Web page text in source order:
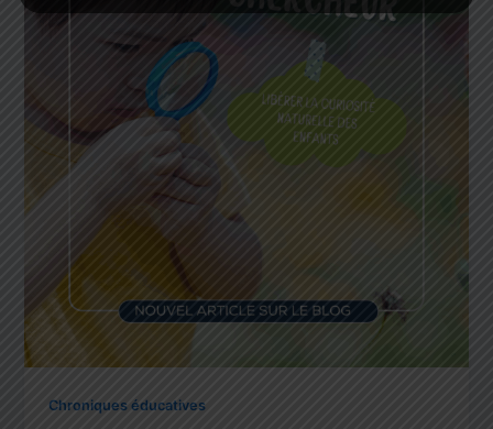
Chroniques éducatives